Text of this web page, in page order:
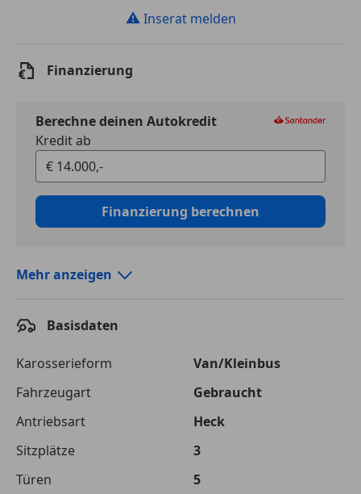
⚠ Inserat melden
Finanzierung
Berechne deinen Autokredit
Kredit ab
Finanzierung berechnen
Laufzeit
Kreditbetrag
€ 14 000,-
Zu zahlender
Gesamtbetrag
€ 22 243,-
Einberechnete Gebühren
€ 0,-
Effektivzinsatz
10,52 %
Mehr anzeigen
Basisdaten
Karosserieform
Van/Kleinbus
Fahrzeugart
Gebraucht
Antriebsart
Heck
Sitzplätze
3
Türen
5